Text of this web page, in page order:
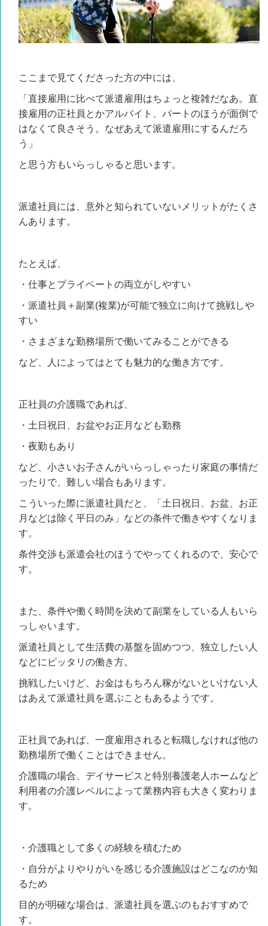
ここまで見てくださった方の中には、
「直接雇用に比べて派遣雇用はちょっと複雑だなあ。直
接雇用の正社員とかアルバイト、パートのほうが面倒で
はなくて良さそう。なぜあえて派遣雇用にするんだろ
う」
と思う方もいらっしゃると思います。
派遣社員には、意外と知られていないメリットがたくさ
んあります。
たとえば、
・仕事とプライベートの両立がしやすい
・派遣社員＋副業(複業)が可能で独立に向けて挑戦しや
すい
・さまざまな勤務場所で働いてみることができる
など、人によってはとても魅力的な働き方です。
正社員の介護職であれば、
・土日祝日、お盆やお正月なども勤務
・夜勤もあり
など、小さいお子さんがいらっしゃったり家庭の事情だ
ったりで、難しい場合もあります。
こういった際に派遣社員だと、「土日祝日、お盆、お正
月などは除く平日のみ」などの条件で働きやすくなりま
す。
条件交渉も派遣会社のほうでやってくれるので、安心で
す。
また、条件や働く時間を決めて副業をしている人もいら
っしゃいます。
派遣社員として生活費の基盤を固めつつ、独立したい人
などにピッタリの働き方。
挑戦したいけど、お金はもちろん稼がないといけない人
はあえて派遣社員を選ぶこともあるようです。
正社員であれば、一度雇用されると転職しなければ他の
勤務場所で働くことはできません。
介護職の場合、デイサービスと特別養護老人ホームなど
利用者の介護レベルによって業務内容も大きく変わりま
す。
・介護職として多くの経験を積むため
・自分がよりやりがいを感じる介護施設はどこなのか知
るため
目的が明確な場合は、派遣社員を選ぶのもおすすめで
す。